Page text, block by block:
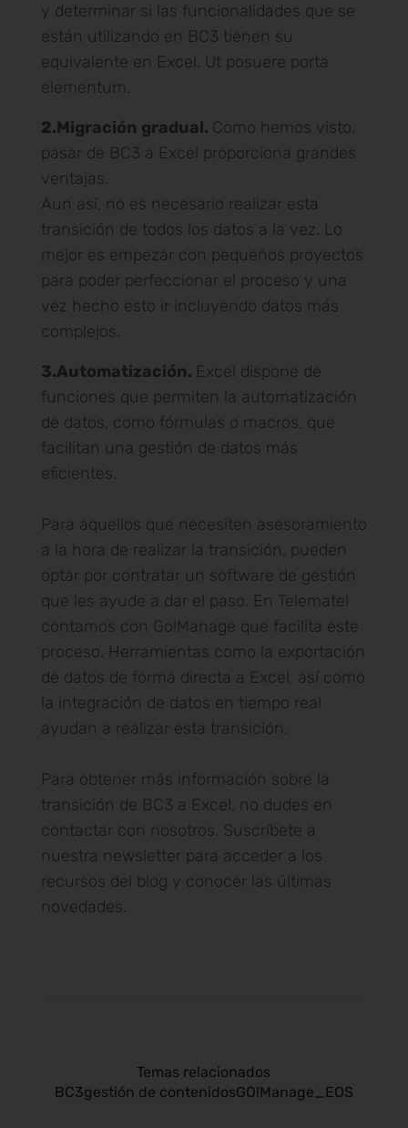
y determinar si las funcionalidades que se
están utilizando en BC3 tienen su
equivalente en Excel. Ut posuere porta
elementum.
2.Migración gradual. Como hemos visto,
pasar de BC3 a Excel proporciona grandes
ventajas.
Aun así, no es necesario realizar esta
transición de todos los datos a la vez. Lo
mejor es empezar con pequeños proyectos
para poder perfeccionar el proceso y una
vez hecho esto ir incluyendo datos más
complejos.
3.Automatización. Excel dispone de
funciones que permiten la automatización
de datos, como fórmulas o macros, que
facilitan una gestión de datos más
eficientes.
Para aquellos que necesiten asesoramiento
a la hora de realizar la transición, pueden
optar por contratar un software de gestión
que les ayude a dar el paso. En Telematel
contamos con Go!Manage que facilita este
proceso. Herramientas como la exportación
de datos de forma directa a Excel, así como
la integración de datos en tiempo real
ayudan a realizar esta transición.
Para obtener más información sobre la
transición de BC3 a Excel, no dudes en
contactar con nosotros. Suscríbete a
nuestra newsletter para acceder a los
recursos del blog y conocer las últimas
novedades.
BC3gestión de contenidosGO!Manage_EOS